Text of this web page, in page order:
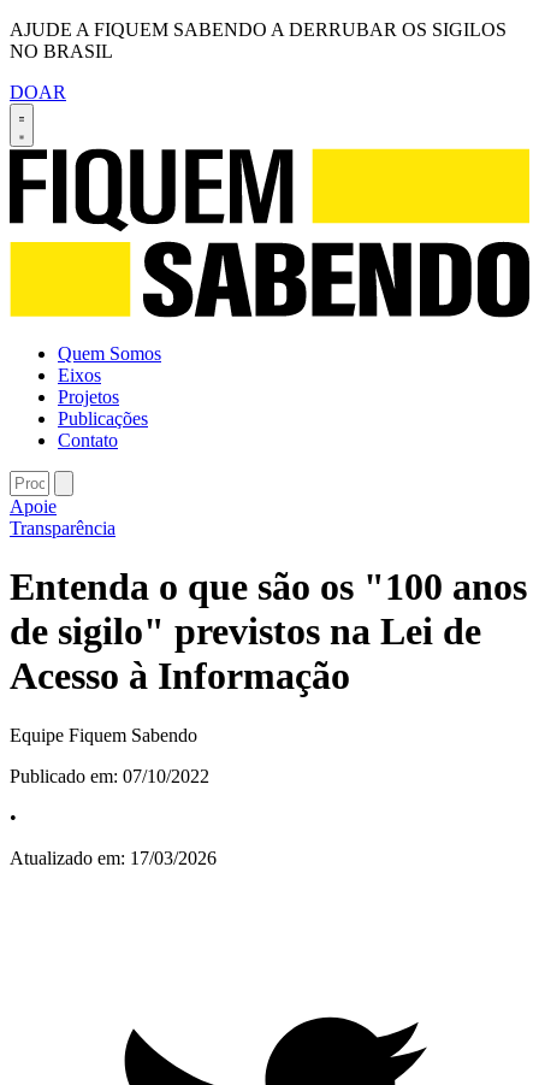
AJUDE A FIQUEM SABENDO A DERRUBAR OS SIGILOS
NO BRASIL
DOAR
Quem Somos
Eixos
Projetos
Publicações
Contato
Apoie
Transparência
Entenda o que são os "100 anos
de sigilo" previstos na Lei de
Acesso à Informação
Equipe Fiquem Sabendo
Publicado em: 07/10/2022
•
Atualizado em: 17/03/2026